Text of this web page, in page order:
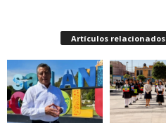
Artículos relacionados